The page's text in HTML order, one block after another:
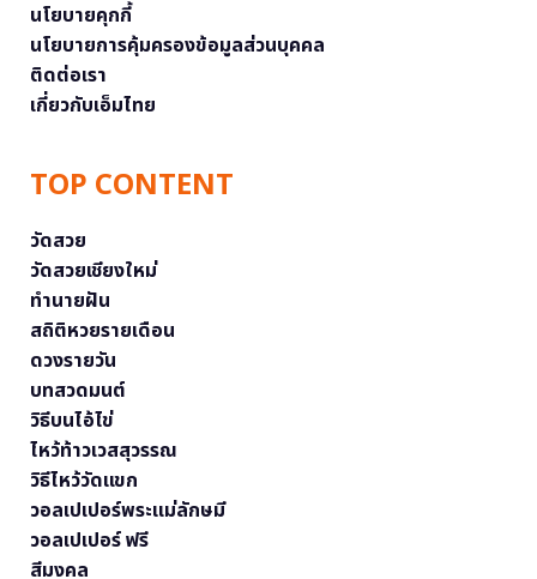
นโยบายคุกกี้
นโยบายการคุ้มครองข้อมูลส่วนบุคคล
ติดต่อเรา
เกี่ยวกับเอ็มไทย
TOP CONTENT
วัดสวย
วัดสวยเชียงใหม่
ทำนายฝัน
สถิติหวยรายเดือน
ดวงรายวัน
บทสวดมนต์
วิธีบนไอ้ไข่
ไหว้ท้าวเวสสุวรรณ
วิธีไหว้วัดแขก
วอลเปเปอร์พระแม่ลักษมี
วอลเปเปอร์ ฟรี
สีมงคล